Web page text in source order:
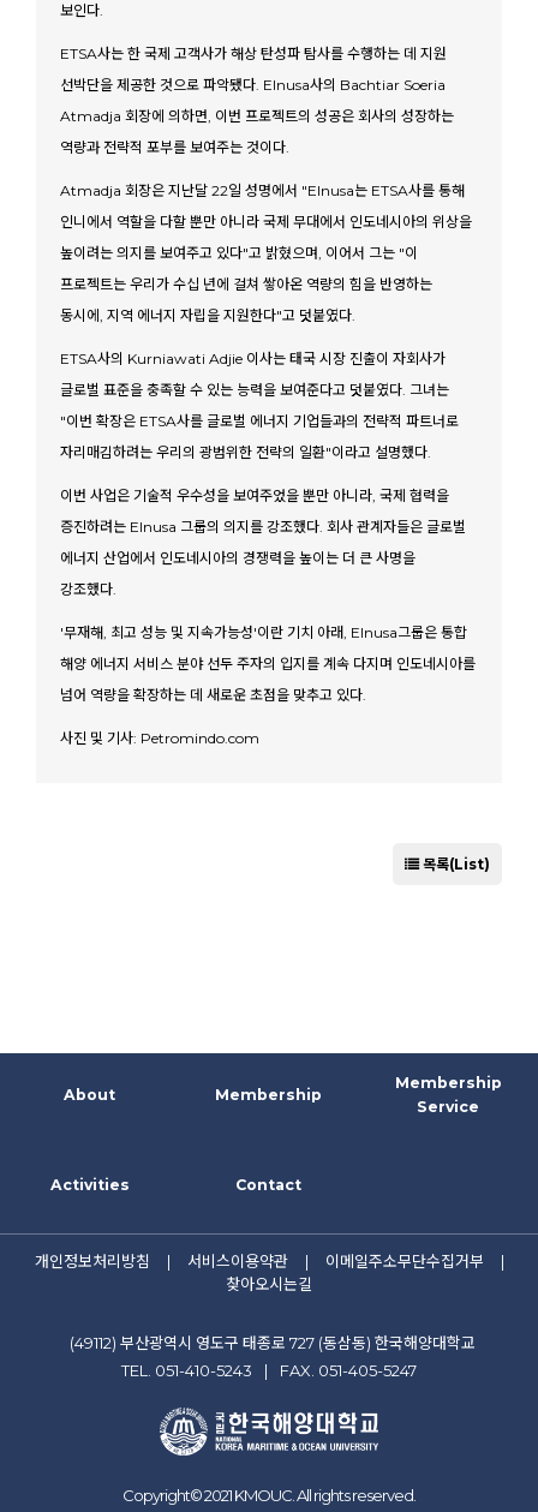
보인다.
ETSA사는 한 국제 고객사가 해상 탄성파 탐사를 수행하는 데 지원
선박단을 제공한 것으로 파악됐다. Elnusa사의 Bachtiar Soeria
Atmadja 회장에 의하면, 이번 프로젝트의 성공은 회사의 성장하는
역량과 전략적 포부를 보여주는 것이다.
Atmadja 회장은 지난달 22일 성명에서 "Elnusa는 ETSA사를 통해
인니에서 역할을 다할 뿐만 아니라 국제 무대에서 인도네시아의 위상을
높이려는 의지를 보여주고 있다"고 밝혔으며, 이어서 그는 "이
프로젝트는 우리가 수십 년에 걸쳐 쌓아온 역량의 힘을 반영하는
동시에, 지역 에너지 자립을 지원한다"고 덧붙였다.
ETSA사의 Kurniawati Adjie 이사는 태국 시장 진출이 자회사가
글로벌 표준을 충족할 수 있는 능력을 보여준다고 덧붙였다. 그녀는
"이번 확장은 ETSA사를 글로벌 에너지 기업들과의 전략적 파트너로
자리매김하려는 우리의 광범위한 전략의 일환"이라고 설명했다.
이번 사업은 기술적 우수성을 보여주었을 뿐만 아니라, 국제 협력을
증진하려는 Elnusa 그룹의 의지를 강조했다. 회사 관계자들은 글로벌
에너지 산업에서 인도네시아의 경쟁력을 높이는 더 큰 사명을
강조했다.
'무재해, 최고 성능 및 지속가능성'이란 기치 아래, Elnusa그룹은 통합
해양 에너지 서비스 분야 선두 주자의 입지를 계속 다지며 인도네시아를
넘어 역량을 확장하는 데 새로운 초점을 맞추고 있다.
사진 및 기사: Petromindo.com
목록(List)
About Membership
Membership
Service
Activities Contact
개인정보처리방침 | 서비스이용약관 | 이메일주소무단수집거부
|
찾아오시는길
(49112) 부산광역시 영도구 태종로 727 (동삼동) 한국해양대학교
TEL. 051-410-5243
| FAX. 051-405-5247
Copyright© 2021 KMOUC. All rights reserved.